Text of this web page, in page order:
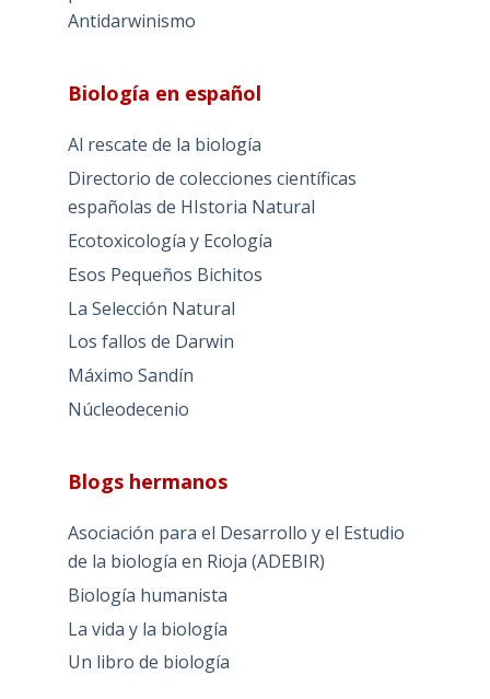
Antidarwinismo
Biología en español
Al rescate de la biología
Directorio de colecciones científicas
españolas de HIstoria Natural
Ecotoxicología y Ecología
Esos Pequeños Bichitos
La Selección Natural
Los fallos de Darwin
Máximo Sandín
Núcleodecenio
Blogs hermanos
Asociación para el Desarrollo y el Estudio
de la biología en Rioja (ADEBIR)
Biología humanista
La vida y la biología
Un libro de biología